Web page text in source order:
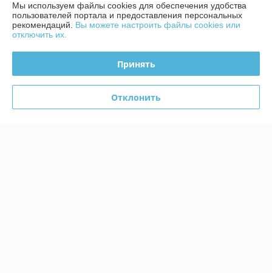
Доставка и оплата
График работы
Политика обработки cookies
Мы используем файлы cookies для обеспечения удобства
пользователей портала и предоставления персональных
рекомендаций. Вы можете настроить файлы cookies или
отключить их.
Принять
Отклонить